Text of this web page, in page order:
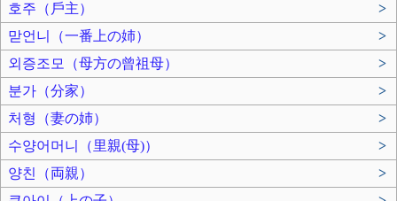
호주（戶主）
>
맏언니（一番上の姉）
>
외증조모（母方の曾祖母）
>
분가（分家）
>
처형（妻の姉）
>
수양어머니（里親(母)）
>
양친（両親）
>